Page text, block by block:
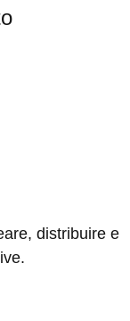
distribuire e